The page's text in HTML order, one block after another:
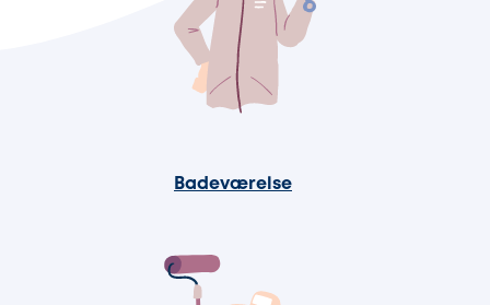
Badeværelse